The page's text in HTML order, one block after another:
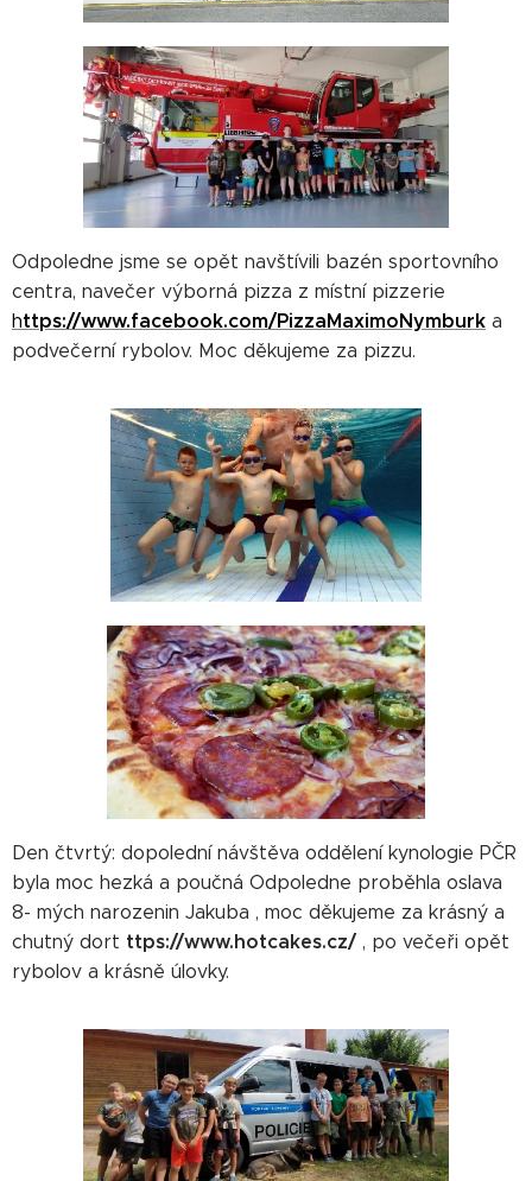
Odpoledne jsme se opět navštívili bazén sportovního
centra, navečer výborná pizza z místní pizzerie
https://www.facebook.com/PizzaMaximoNymburk a
podvečerní rybolov. Moc děkujeme za pizzu.
Den čtvrtý: dopolední návštěva oddělení kynologie PČR
byla moc hezká a poučná Odpoledne proběhla oslava
8- mých narozenin Jakuba , moc děkujeme za krásný a
chutný dort ttps://www.hotcakes.cz/, po večeři opět
rybolov a krásně úlovky.